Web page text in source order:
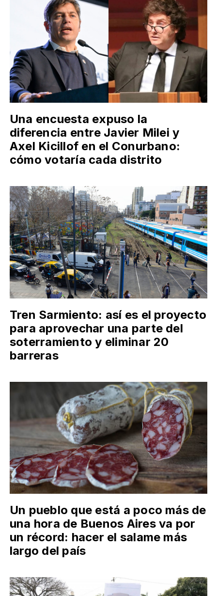
Una encuesta expuso la
diferencia entre Javier Milei y
Axel Kicillof en el Conurbano:
cómo votaría cada distrito
Tren Sarmiento: así es el proyecto
para aprovechar una parte del
soterramiento y eliminar 20
barreras
Un pueblo que está a poco más de
una hora de Buenos Aires va por
un récord: hacer el salame más
largo del país